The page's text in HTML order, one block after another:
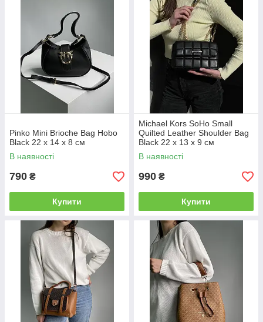
Pinko Mini Brioche Bag Hobo
Black 22 x 14 x 8 см
В наявності
790 ₴
Купити
Michael Kors SoHo Small
Quilted Leather Shoulder Bag
Black 22 х 13 х 9 см
В наявності
990 ₴
Купити